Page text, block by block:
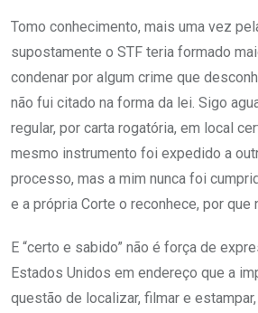
Tomo conhecimento, mais uma vez
supostamente o STF teria formado
condenar por algum crime que
não fui citado na forma da lei. Sigo
regular, por carta rogatória, em local
mesmo instrumento foi expedido a
processo, mas a mim nunca foi
e a própria Corte o reconhece, por que
E “certo e sabido” não é força de
Estados Unidos em endereço que a
questão de localizar, filmar e